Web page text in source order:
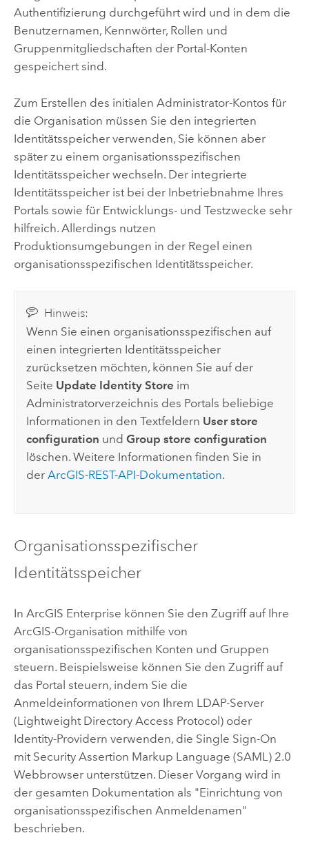
Authentifizierung durchgeführt wird und in dem die
Benutzernamen, Kennwörter, Rollen und
Gruppenmitgliedschaften der Portal-Konten
gespeichert sind.
Zum Erstellen des initialen Administrator-Kontos für
die Organisation müssen Sie den integrierten
Identitätsspeicher verwenden, Sie können aber
später zu einem organisationsspezifischen
Identitätsspeicher wechseln. Der integrierte
Identitätsspeicher ist bei der Inbetriebnahme Ihres
Portals sowie für Entwicklungs- und Testzwecke sehr
hilfreich. Allerdings nutzen
Produktionsumgebungen in der Regel einen
organisationsspezifischen Identitätsspeicher.
Hinweis:
Wenn Sie einen organisationsspezifischen auf
einen integrierten Identitätsspeicher
zurücksetzen möchten, können Sie auf der
Seite Update Identity Store im
Administratorverzeichnis des Portals beliebige
Informationen in den Textfeldern User store
configuration undGroup store configuration
löschen. Weitere Informationen finden Sie in
derArcGIS-REST-API-Dokumentation.
Organisationsspezifischer
Identitätsspeicher
In ArcGIS Enterprise können Sie den Zugriff auf Ihre
ArcGIS-Organisation mithilfe von
organisationsspezifischen Konten und Gruppen
steuern. Beispielsweise können Sie den Zugriff auf
das Portal steuern, indem Sie die
Anmeldeinformationen von Ihrem LDAP-Server
(Lightweight Directory Access Protocol) oder
Identity-Providern verwenden, die Single Sign-On
mit Security Assertion Markup Language (SAML) 2.0
Webbrowser unterstützen. Dieser Vorgang wird in
der gesamten Dokumentation als "Einrichtung von
organisationsspezifischen Anmeldenamen"
beschrieben.